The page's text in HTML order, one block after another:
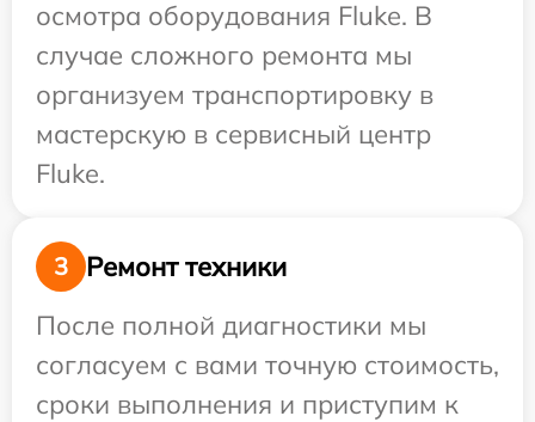
осмотра оборудования Fluke. В
случае сложного ремонта мы
организуем транспортировку в
мастерскую в сервисный центр
Fluke.
3
Ремонт техники
После полной диагностики мы
согласуем с вами точную стоимость,
сроки выполнения и приступим к